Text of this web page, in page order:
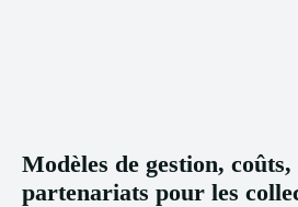
Modèles de gestion,
partenariats pour les